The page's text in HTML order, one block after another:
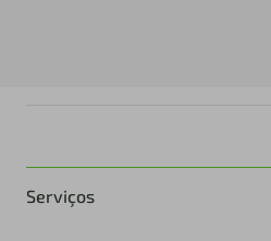
Serviços